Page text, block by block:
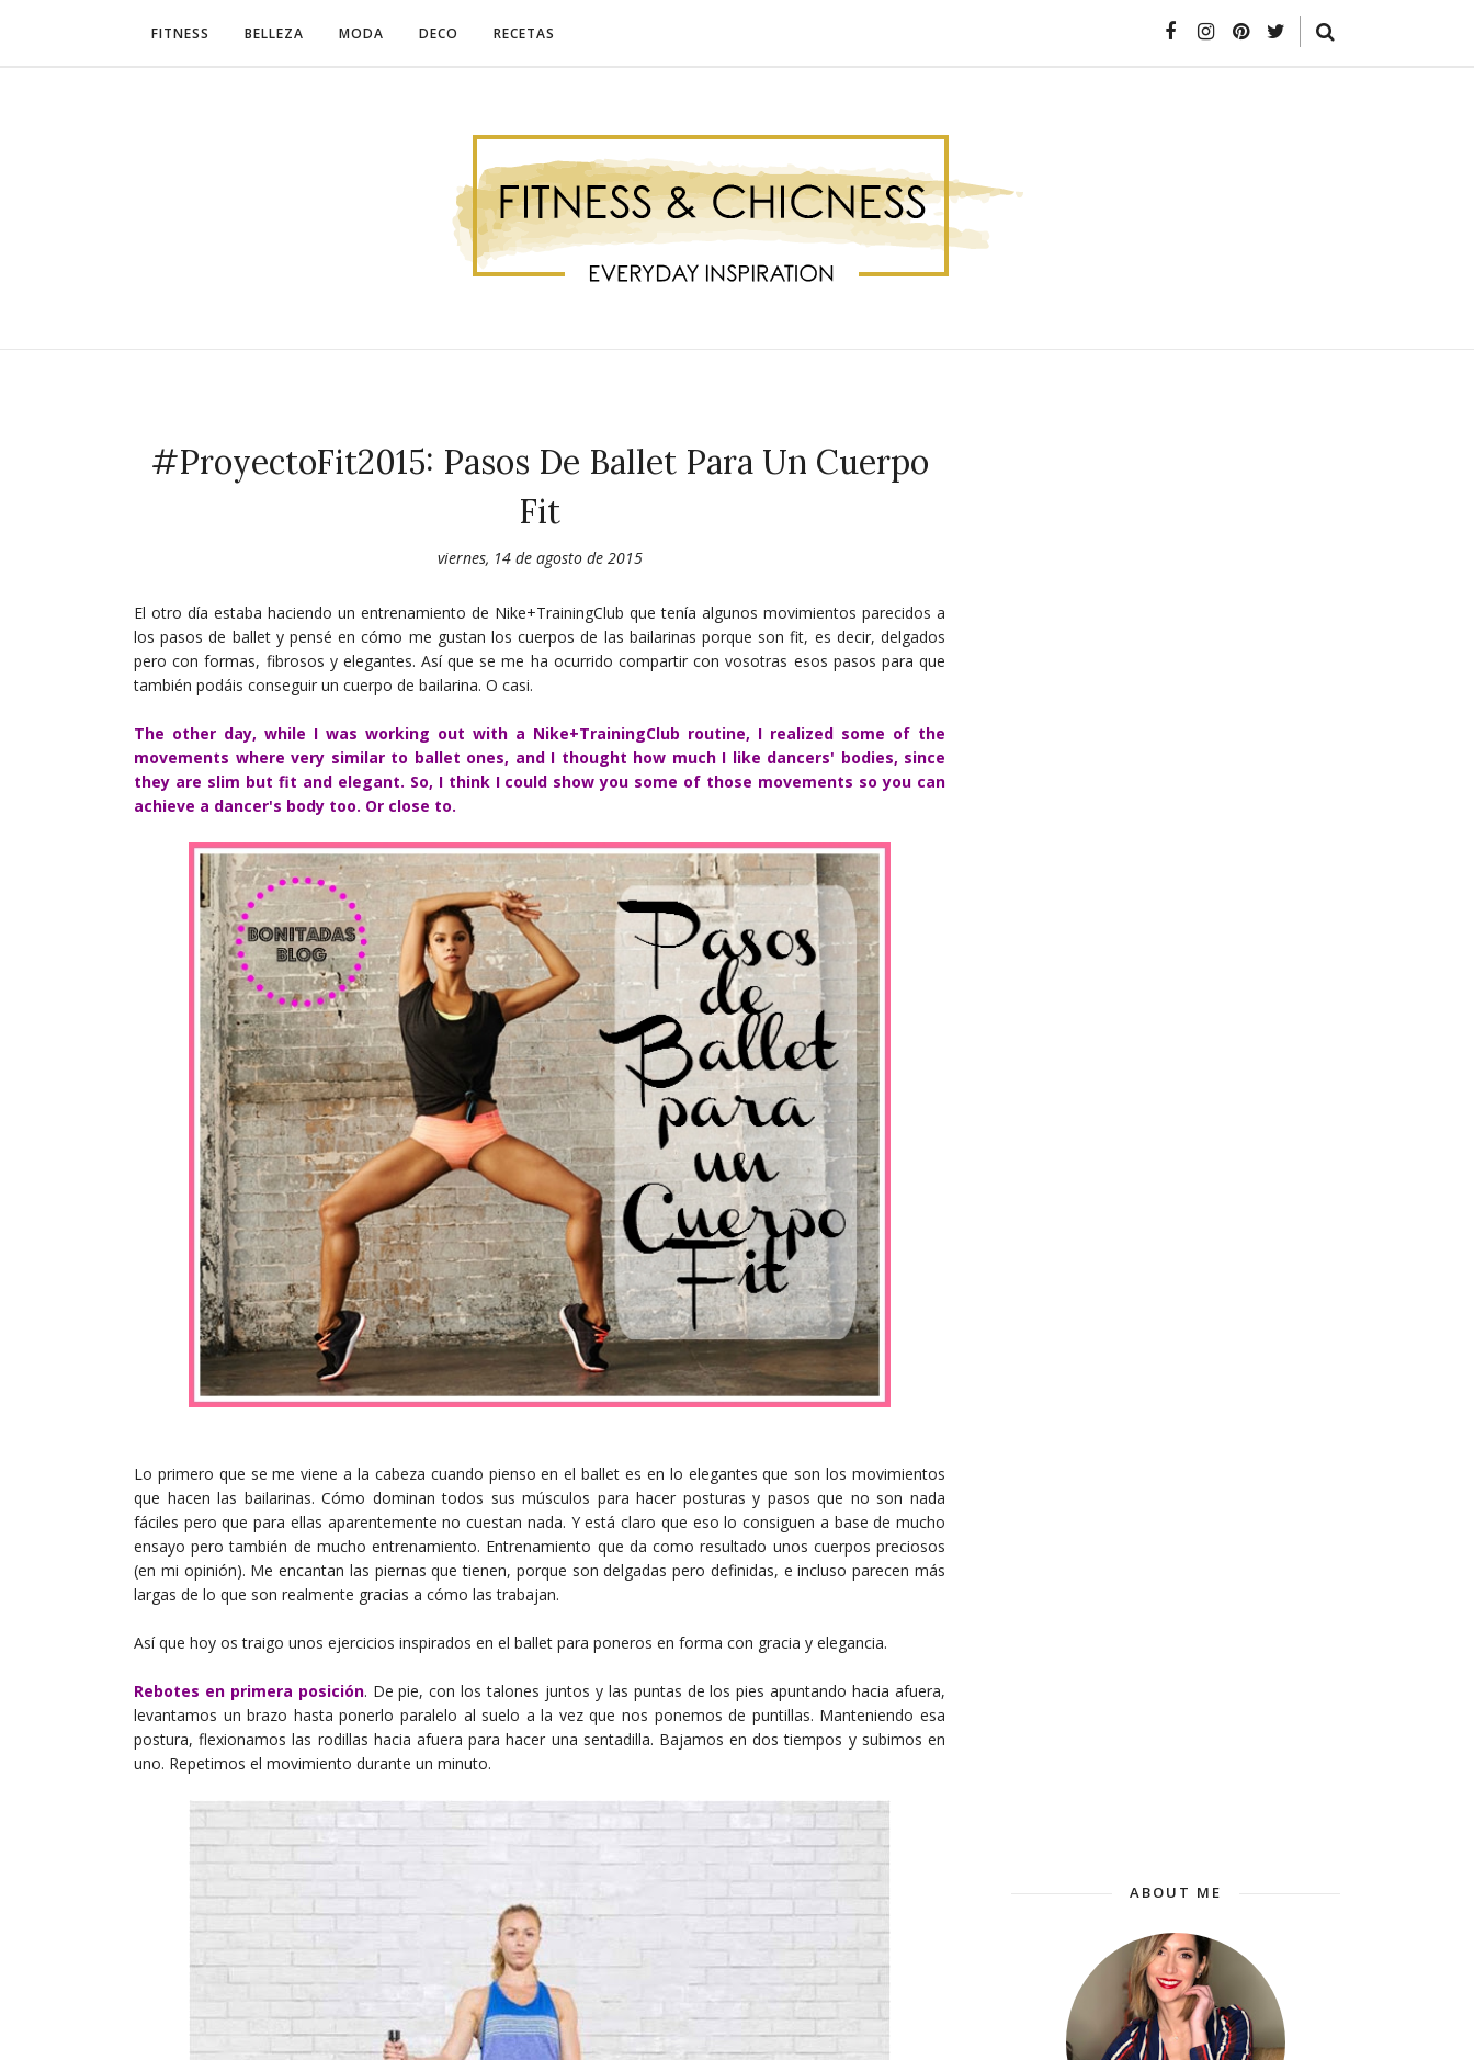
FITNESS BELLEZA MODA DECO RECETAS
#ProyectoFit2015: Pasos De Ballet Para Un Cuerpo
Fit
viernes, 14 de agosto de 2015
El otro día estaba haciendo un entrenamiento de Nike+TrainingClub que tenía algunos movimientos parecidos a
los pasos de ballet y pensé en cómo me gustan los cuerpos de las bailarinas porque son fit, es decir, delgados
pero con formas, fibrosos y elegantes. Así que se me ha ocurrido compartir con vosotras esos pasos para que
también podáis conseguir un cuerpo de bailarina. O casi.
The other day, while I was working out with a Nike+TrainingClub routine, I realized some of the
movements where very similar to ballet ones, and I thought how much I like dancers' bodies, since
they are slim but fit and elegant. So, I think I could show you some of those movements so you can
achieve a dancer's body too. Or close to.
Lo primero que se me viene a la cabeza cuando pienso en el ballet es en lo elegantes que son los movimientos
que hacen las bailarinas. Cómo dominan todos sus músculos para hacer posturas y pasos que no son nada
fáciles pero que para ellas aparentemente no cuestan nada. Y está claro que eso lo consiguen a base de mucho
ensayo pero también de mucho entrenamiento. Entrenamiento que da como resultado unos cuerpos preciosos
(en mi opinión). Me encantan las piernas que tienen, porque son delgadas pero definidas, e incluso parecen más
largas de lo que son realmente gracias a cómo las trabajan.
Así que hoy os traigo unos ejercicios inspirados en el ballet para poneros en forma con gracia y elegancia.
Rebotes en primera posición. De pie, con los talones juntos y las puntas de los pies apuntando hacia afuera,
levantamos un brazo hasta ponerlo paralelo al suelo a la vez que nos ponemos de puntillas. Manteniendo esa
postura, flexionamos las rodillas hacia afuera para hacer una sentadilla. Bajamos en dos tiempos y subimos en
uno. Repetimos el movimiento durante un minuto.
ABOUT ME